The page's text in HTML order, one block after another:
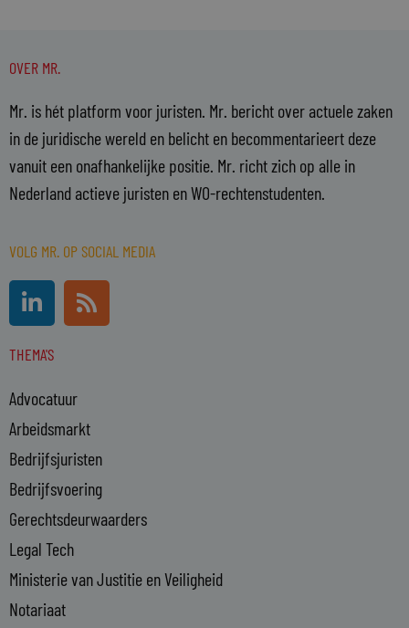
OVER MR.
Mr. is hét platform voor juristen. Mr. bericht over actuele zaken
in de juridische wereld en belicht en becommentarieert deze
vanuit een onafhankelijke positie. Mr. richt zich op alle in
Nederland actieve juristen en WO-rechtenstudenten.
VOLG MR. OP SOCIAL MEDIA
L
i
n
k
d
i
n
-
i
n
R
s
s
THEMA'S
Advocatuur
Arbeidsmarkt
Bedrijfsjuristen
Bedrijfsvoering
Gerechtsdeurwaarders
Legal Tech
Ministerie van Justitie en Veiligheid
Notariaat